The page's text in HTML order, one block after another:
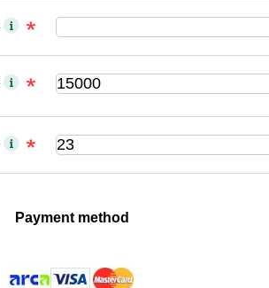
Payment method